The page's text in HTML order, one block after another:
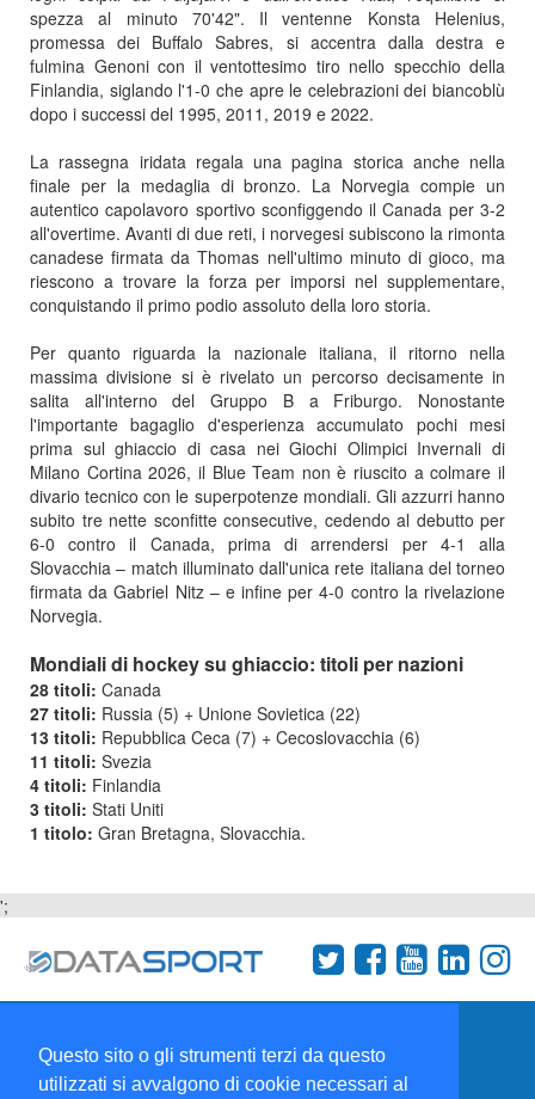
Questo sito o gli strumenti terzi da questo
utilizzati si avvalgono di cookie necessari al
spezza al minuto 70'42". Il ventenne Konsta Helenius,
promessa dei Buffalo Sabres, si accentra dalla destra e
fulmina Genoni con il ventottesimo tiro nello specchio della
Finlandia, siglando l'1-0 che apre le celebrazioni dei biancoblù
dopo i successi del 1995, 2011, 2019 e 2022.
La rassegna iridata regala una pagina storica anche nella
finale per la medaglia di bronzo. La Norvegia compie un
autentico capolavoro sportivo sconfiggendo il Canada per 3-2
all'overtime. Avanti di due reti, i norvegesi subiscono la rimonta
canadese firmata da Thomas nell'ultimo minuto di gioco, ma
riescono a trovare la forza per imporsi nel supplementare,
conquistando il primo podio assoluto della loro storia.
Per quanto riguarda la nazionale italiana, il ritorno nella
massima divisione si è rivelato un percorso decisamente in
salita all'interno del Gruppo B a Friburgo. Nonostante
l'importante bagaglio d'esperienza accumulato pochi mesi
prima sul ghiaccio di casa nei Giochi Olimpici Invernali di
Milano Cortina 2026, il Blue Team non è riuscito a colmare il
divario tecnico con le superpotenze mondiali. Gli azzurri hanno
subito tre nette sconfitte consecutive, cedendo al debutto per
6-0 contro il Canada, prima di arrendersi per 4-1 alla
Slovacchia – match illuminato dall'unica rete italiana del torneo
firmata da Gabriel Nitz – e infine per 4-0 contro la rivelazione
Norvegia.
Mondiali di hockey su ghiaccio: titoli per nazioni
28 titoli: Canada
27 titoli: Russia (5) + Unione Sovietica (22)
13 titoli: Repubblica Ceca (7) + Cecoslovacchia (6)
11 titoli: Svezia
4 titoli: Finlandia
3 titoli: Stati Uniti
1 titolo: Gran Bretagna, Slovacchia.
';
Collabora con noi